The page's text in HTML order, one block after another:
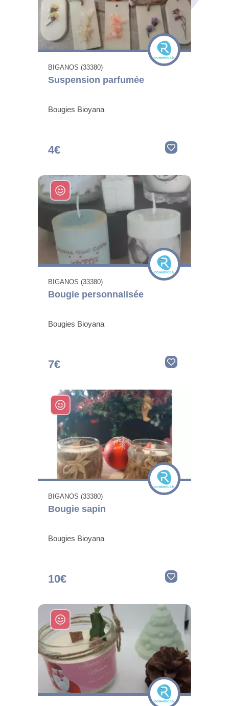
BIGANOS (33380)
Suspension parfumée
Bougies Bioyana
4€
BIGANOS (33380)
Bougie personnalisée
Bougies Bioyana
7€
BIGANOS (33380)
Bougie sapin
Bougies Bioyana
10€